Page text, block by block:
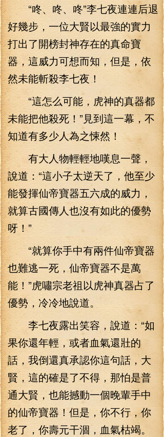
“咚、咚、咚”李七夜連連后退
好幾步，一位大賢以最強的實力
打出了開榜封神存在的真命寶
器，這威力可想而知，但是，依
然未能斬殺李七夜！
“這怎么可能，虎神的真器都
未能把他殺死！”見到這一幕，不
知道有多少人為之悚然！
有大人物輕輕地嘆息一聲，
說道：“這小子太逆天了，他至少
能發揮仙帝寶器五六成的威力，
就算古國傳人也沒有如此的優勢
呀！”
“就算你手中有兩件仙帝寶器
也難逃一死，仙帝寶器不是萬
能！”虎嘯宗老祖以虎神真器占了
優勢，冷冷地說道。
李七夜露出笑容，說道：“如
果你還年輕，或者血氣還壯的
話，我倒還真承認你這句話，大
賢，這的確是了不得，那怕是普
通大賢，也能撼動一個晚輩手中
的仙帝寶器！但是，你不行，你
老了，你壽元干涸，血氣枯竭。